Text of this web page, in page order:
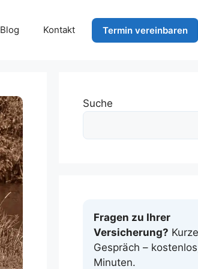
Blog Kontakt Termin vereinbaren
Suche
Fragen zu Ihrer
Versicherung?
Gespräch –
Minuten.